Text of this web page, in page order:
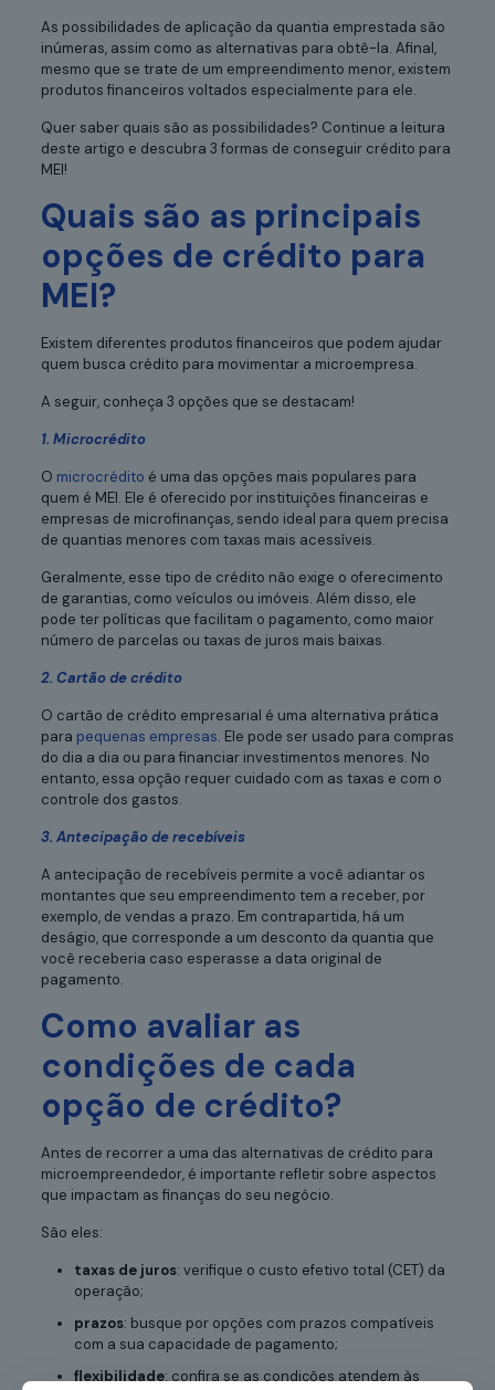
As possibilidades de aplicação da quantia emprestada são
inúmeras, assim como as alternativas para obtê-la. Afinal,
mesmo que se trate de um empreendimento menor, existem
produtos financeiros voltados especialmente para ele.
Quer saber quais são as possibilidades? Continue a leitura
deste artigo e descubra 3 formas de conseguir crédito para
MEI!
Quais são as principais
opções de crédito para
MEI?
Existem diferentes produtos financeiros que podem ajudar
quem busca crédito para movimentar a microempresa.
A seguir, conheça 3 opções que se destacam!
1. Microcrédito
O microcrédito é uma das opções mais populares para
quem é MEI. Ele é oferecido por instituições financeiras e
empresas de microfinanças, sendo ideal para quem precisa
de quantias menores com taxas mais acessíveis.
Geralmente, esse tipo de crédito não exige o oferecimento
de garantias, como veículos ou imóveis. Além disso, ele
pode ter políticas que facilitam o pagamento, como maior
número de parcelas ou taxas de juros mais baixas.
2. Cartão de crédito
O cartão de crédito empresarial é uma alternativa prática
para pequenas empresas. Ele pode ser usado para compras
do dia a dia ou para financiar investimentos menores. No
entanto, essa opção requer cuidado com as taxas e com o
controle dos gastos.
3. Antecipação de recebíveis
A antecipação de recebíveis permite a você adiantar os
montantes que seu empreendimento tem a receber, por
exemplo, de vendas a prazo. Em contrapartida, há um
deságio, que corresponde a um desconto da quantia que
você receberia caso esperasse a data original de
pagamento.
Como avaliar as
condições de cada
opção de crédito?
Antes de recorrer a uma das alternativas de crédito para
microempreendedor, é importante refletir sobre aspectos
que impactam as finanças do seu negócio.
São eles:
taxas de juros: verifique o custo efetivo total (CET) da
operação;
prazos: busque por opções com prazos compatíveis
com a sua capacidade de pagamento;
flexibilidade: confira se as condições atendem às